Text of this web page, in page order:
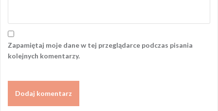
Zapamiętaj moje dane w tej przeglądarce podczas pisania
kolejnych komentarzy.